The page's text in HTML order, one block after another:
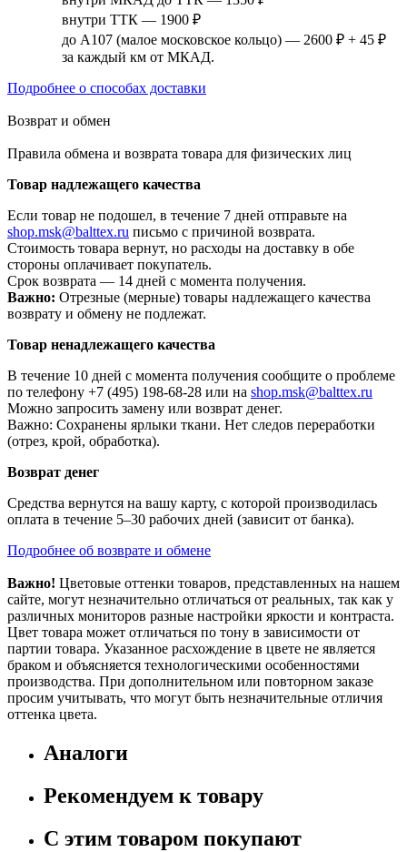
внутри ТТК — 1900 ₽
до А107 (малое московское кольцо) — 2600 ₽ + 45 ₽
за каждый км от МКАД.
Подробнее о способах доставки
Возврат и обмен
Правила обмена и возврата товара для физических лиц
Товар надлежащего качества
Если товар не подошел, в течение 7 дней отправьте на
shop.msk@balttex.ru письмо с причиной возврата.
Стоимость товара вернут, но расходы на доставку в обе
стороны оплачивает покупатель.
Срок возврата — 14 дней с момента получения.
Важно: Отрезные (мерные) товары надлежащего качества
возврату и обмену не подлежат.
Товар ненадлежащего качества
В течение 10 дней с момента получения сообщите о проблеме
по телефону +7 (495) 198-68-28 или на shop.msk@balttex.ru
Можно запросить замену или возврат денег.
Важно: Сохранены ярлыки ткани. Нет следов переработки
(отрез, крой, обработка).
Возврат денег
Средства вернутся на вашу карту, с которой производилась
оплата в течение 5–30 рабочих дней (зависит от банка).
Подробнее об возврате и обмене
Важно! Цветовые оттенки товаров, представленных на нашем
сайте, могут незначительно отличаться от реальных, так как у
различных мониторов разные настройки яркости и контраста.
Цвет товара может отличаться по тону в зависимости от
партии товара. Указанное расхождение в цвете не является
браком и объясняется технологическими особенностями
производства. При дополнительном или повторном заказе
просим учитывать, что могут быть незначительные отличия
оттенка цвета.
Аналоги
Рекомендуем к товару
С этим товаром покупают